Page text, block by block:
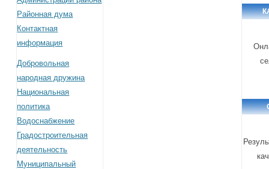
Районная дума
Контактная
информация
Добровольная
народная дружина
Национальная
политика
Водоснабжение
Градостроительная
деятельность
Муниципальный